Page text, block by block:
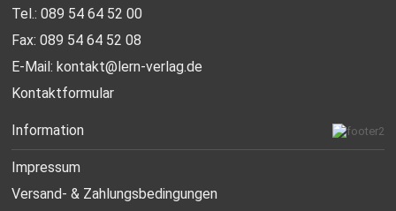
Tel.: 089 54 64 52 00
Fax: 089 54 64 52 08
E-Mail:kontakt@lern-verlag.de
Kontaktformular
Information
Impressum
Versand- & Zahlungsbedingungen